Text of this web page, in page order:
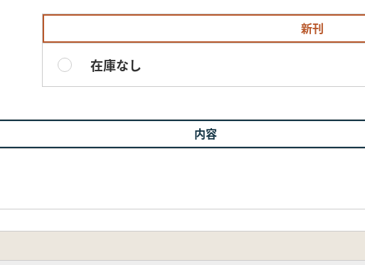
新刊
在庫なし
内容